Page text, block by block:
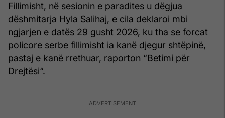
Fillimisht, në sesionin e paradites u dëgjua
dëshmitarja Hyla Salihaj, e cila deklaroi mbi
ngjarjen e datës 29 gusht 2026, ku tha se forcat
policore serbe fillimisht ia kanë djegur shtëpinë,
pastaj e kanë rrethuar, raporton “Betimi për
Drejtësi“.